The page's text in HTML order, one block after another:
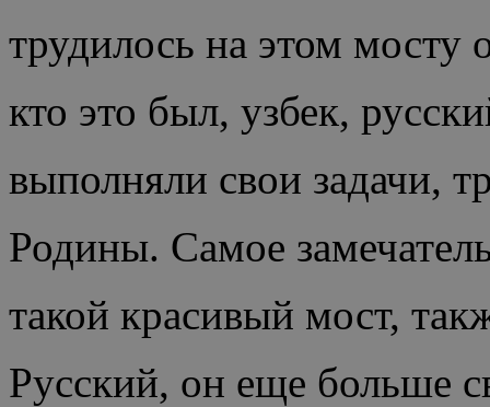
трудилось на этом
кто это был, узбек,
выполняли свои задачи,
Родины. Самое
такой красивый мост,
Русский, он еще больше